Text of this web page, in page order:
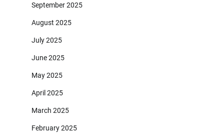
September 2025
August 2025
July 2025
June 2025
May 2025
April 2025
March 2025
February 2025